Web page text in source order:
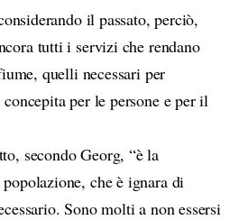
il passato, perciò,
tutti i servizi che rendano
quelli necessari per
per le persone e per il
secondo Georg, “è la
che è ignara di
Sono molti a non essersi